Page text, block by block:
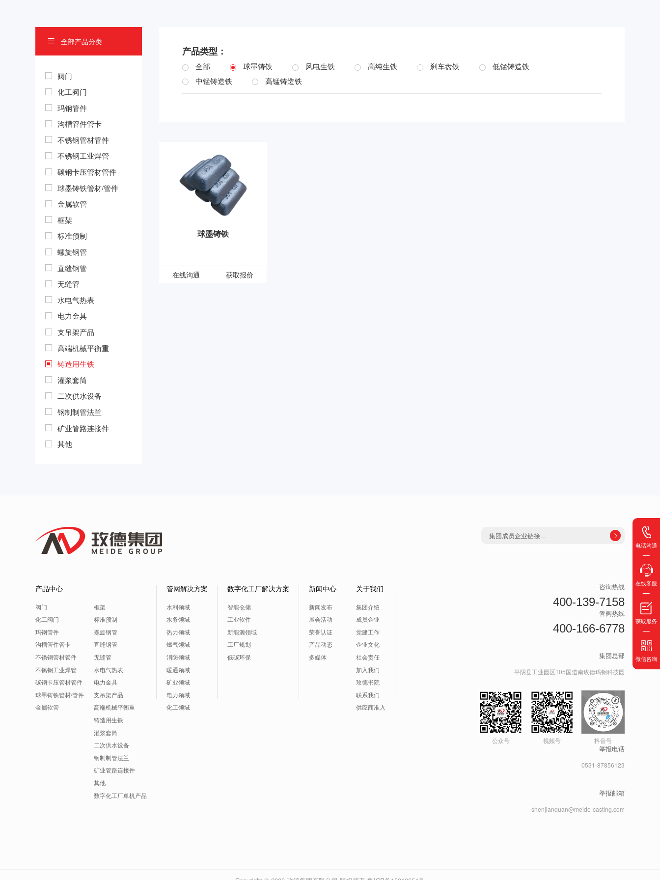
 全部产品分类
阀门
化工阀门
玛钢管件
沟槽管件管卡
不锈钢管材管件
不锈钢工业焊管
碳钢卡压管材管件
球墨铸铁管材/管件
金属软管
框架
标准预制
螺旋钢管
直缝钢管
无缝管
水电气热表
电力金具
支吊架产品
高端机械平衡重
铸造用生铁
灌浆套筒
二次供水设备
钢制制管法兰
矿业管路连接件
其他
产品类型：
全部 球墨铸铁 风电生铁 高纯生铁 刹车盘铁
低锰铸造铁
中锰铸造铁
高锰铸造铁
球墨铸铁
在线沟通 获取报价
电话沟通
在线客服
获取服务
微信咨询
集团成员企业链接... 
产品中心
阀门
化工阀门
玛钢管件
沟槽管件管卡
不锈钢管材管件
不锈钢工业焊管
碳钢卡压管材管件
球墨铸铁管材/管件
金属软管
框架
标准预制
螺旋钢管
直缝钢管
无缝管
水电气热表
电力金具
支吊架产品
高端机械平衡重
铸造用生铁
灌浆套筒
二次供水设备
钢制制管法兰
矿业管路连接件
其他
数字化工厂单机产品
管网解决方案
水利领域
水务领域
热力领域
燃气领域
消防领域
暖通领域
矿业领域
电力领域
化工领域
数字化工厂解决方案
智能仓储
工业软件
新能源领域
工厂规划
低碳环保
新闻中心
新闻发布
展会活动
荣誉认证
产品动态
多媒体
关于我们
集团介绍
成员企业
党建工作
企业文化
社会责任
加入我们
玫德书院
联系我们
供应商准入
咨询热线
400-139-7158
管阀热线
400-166-6778
集团总部
平阴县工业园区105国道南玫德玛钢科技园
公众号 视频号 抖音号
举报电话
0531-87856123
举报邮箱
shenjianquan@meide-casting.com